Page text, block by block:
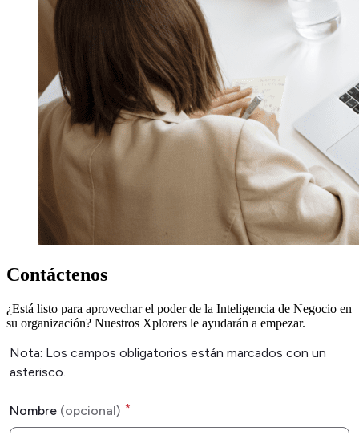
Contáctenos
¿Está listo para aprovechar el poder de la Inteligencia de Negocio en
su organización? Nuestros Xplorers le ayudarán a empezar.